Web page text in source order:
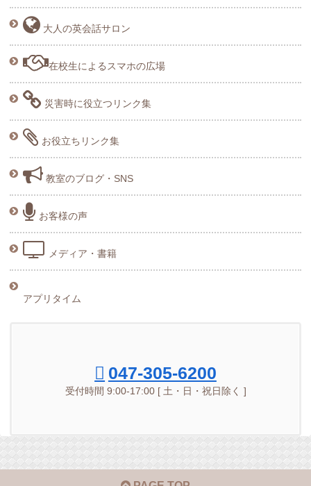
大人の英会話サロン
在校生によるスマホの広場
災害時に役立つリンク集
お役立ちリンク集
教室のブログ・SNS
お客様の声
メディア・書籍
アプリタイム
047-305-6200
受付時間 9:00-17:00 [ 土・日・祝日除く ]